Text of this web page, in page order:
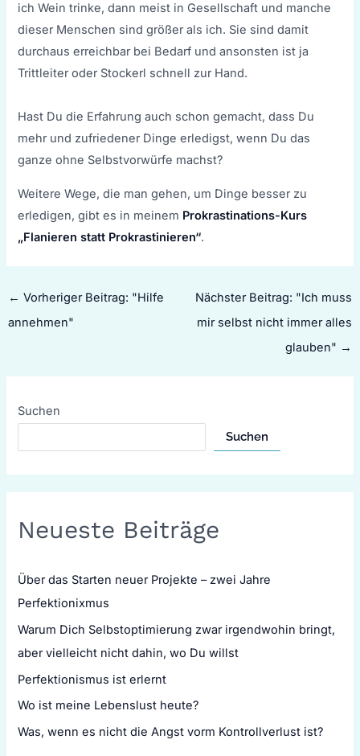
ich Wein trinke, dann meist in Gesellschaft und manche
dieser Menschen sind größer als ich. Sie sind damit
durchaus erreichbar bei Bedarf und ansonsten ist ja
Trittleiter oder Stockerl schnell zur Hand.
Hast Du die Erfahrung auch schon gemacht, dass Du
mehr und zufriedener Dinge erledigst, wenn Du das
ganze ohne Selbstvorwürfe machst?
Weitere Wege, die man gehen, um Dinge besser zu
erledigen, gibt es in meinem Prokrastinations-Kurs
„Flanieren statt Prokrastinieren“.
← Vorheriger Beitrag: "Hilfe
annehmen"
Nächster Beitrag: "Ich muss
mir selbst nicht immer alles
glauben" →
Suchen
Suchen
Neueste Beiträge
Über das Starten neuer Projekte – zwei Jahre
Perfektionixmus
Warum Dich Selbstoptimierung zwar irgendwohin bringt,
aber vielleicht nicht dahin, wo Du willst
Perfektionismus ist erlernt
Wo ist meine Lebenslust heute?
Was, wenn es nicht die Angst vorm Kontrollverlust ist?